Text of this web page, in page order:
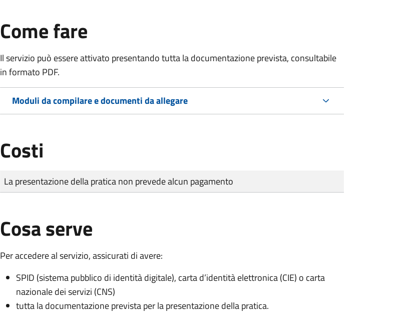
Come fare
Il servizio può essere attivato presentando tutta la documentazione prevista, consultabile
in formato PDF.
Moduli da compilare e documenti da allegare
Costi
Tipo di pagamento
Importo
La presentazione della pratica non prevede alcun pagamento
Cosa serve
Per accedere al servizio, assicurati di avere:
SPID (sistema pubblico di identità digitale), carta d’identità elettronica (CIE) o carta
nazionale dei servizi (CNS)
tutta la documentazione prevista per la presentazione della pratica.